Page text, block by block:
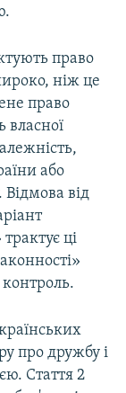
право
ніж це
право
власної
або
Відмова від
ці
контроль.
про дружбу і
Стаття 2